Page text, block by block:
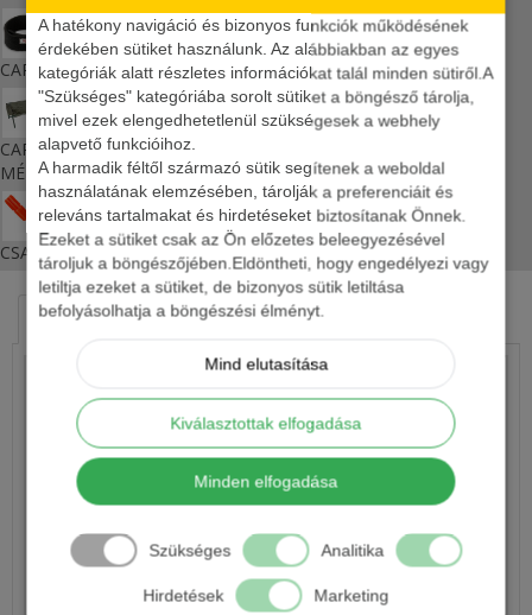
A hatékony navigáció és bizonyos funkciók működésének
érdekében sütiket használunk. Az alábbiakban az egyes
kategóriák alatt részletes információkat talál minden sütiről.A
"Szükséges" kategóriába sorolt sütiket a böngésző tárolja,
mivel ezek elengedhetetlenül szükségesek a webhely
alapvető funkcióihoz.
A harmadik féltől származó sütik segítenek a weboldal
használatának elemzésében, tárolják a preferenciáit és
releváns tartalmakat és hirdetéseket biztosítanak Önnek.
Ezeket a sütiket csak az Ön előzetes beleegyezésével
tároljuk a böngészőjében.Eldöntheti, hogy engedélyezi vagy
letiltja ezeket a sütiket, de bizonyos sütik letiltása
befolyásolhatja a böngészési élményt.
Mind elutasítása
Kiválasztottak elfogadása
Minden elfogadása
Szükséges Analitika
Hirdetések Marketing
CARP ZOOM botrögzítő pánt
CARP ZOOM EASY ÁLLVÁNYOS PONTYBÖLCSŐ FIX LÁBBAL
MÉDIUM 103X59X40CM
CSALIZÓ BOTTARTÓ FÉM LESZÚRÓS HL-40
HASONLÓ TERMÉKEK KAPCSOLÓDÓ ÍRÁSOK
CARP EXPERT SB01 MELLESCSIZMA